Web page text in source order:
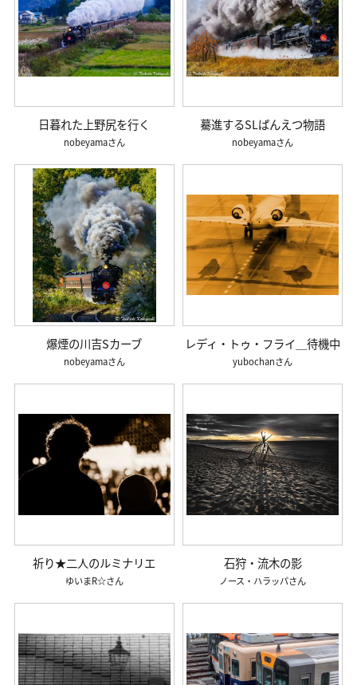
日暮れた上野尻を行く
nobeyama
驀進するSLばんえつ物語
nobeyama
爆煙の川吉Sカーブ
nobeyama
レディ・トゥ・フライ＿待機中
yubochan
祈り★二人のルミナリエ
ゆいまR☆
石狩・流木の影
ノース・ハラッパ